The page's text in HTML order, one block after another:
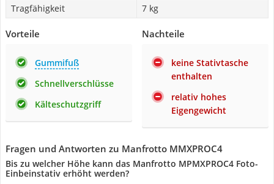
Tragfähigkeit
7 kg
Vorteile
Gummifuß
Schnellverschlüsse
Kälteschutzgriff
Nachteile
keine Stativtasche
enthalten
relativ hohes
Eigengewicht
Fragen und Antworten zu Manfrotto MMXPROC4
Bis zu welcher Höhe kann das Manfrotto MPMXPROC4 Foto-
Einbeinstativ erhöht werden?